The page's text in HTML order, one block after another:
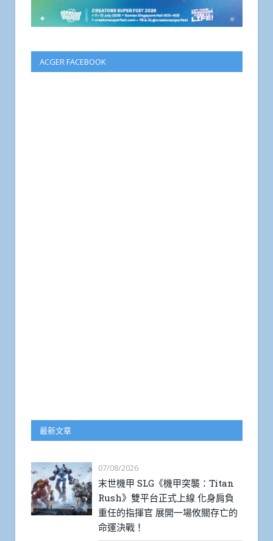
ACGER FACEBOOK
最新文章
07/08/2026
末世機甲 SLG《機甲突襲：Titan
Rush》雙平台正式上線 化身肩負
重任的指揮官 展開一場攸關存亡的
命運決戰！